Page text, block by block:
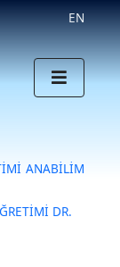
EN
ANABİLİM
DR.